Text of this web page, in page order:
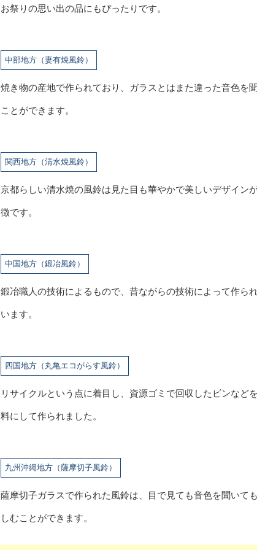
お祭りの思い出の品にもぴったりです。
中部地方（妻有焼風鈴）
焼き物の産地で作られており、ガラスとはまた違った音色を聞
ことができます。
関西地方（清水焼風鈴）
京都らしい清水焼の風鈴は見た目も華やかで美しいデザイン
徴です。
中国地方（鍛冶風鈴）
鍛冶職人の技術によるもので、昔ながらの技術によって作ら
います。
四国地方（丸亀エコがらす風鈴）
リサイクルという点に着目し、資源ゴミで回収したビンなど
料にして作られました。
九州沖縄地方（薩摩切子風鈴）
薩摩切子ガラスで作られた風鈴は、目で見ても音色を聞いて
しむことができます。